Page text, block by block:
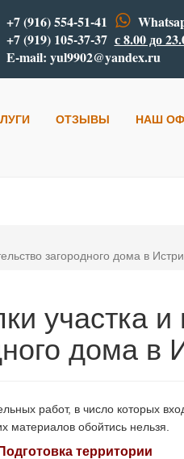
+7 (916) 554-51-41
+7 (919) 105-37-37 с 8.00 до
E-mail: yul9902@yandex.ru
ОТЗЫВЫ НАШ
загородного дома в
участка
дома в
работ, в число которых
материалов обойтись нельзя.
Подготовка территории